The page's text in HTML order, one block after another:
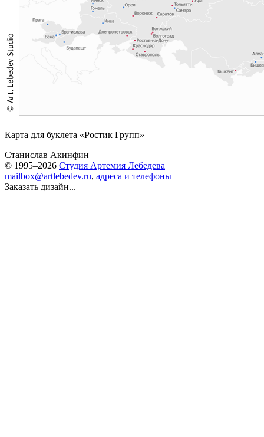
Карта для буклета «Ростик Групп»
Станислав Акинфин
© 1995–2026 Студия Артемия Лебедева
mailbox@artlebedev.ru, адреса и телефоны
Заказать дизайн...